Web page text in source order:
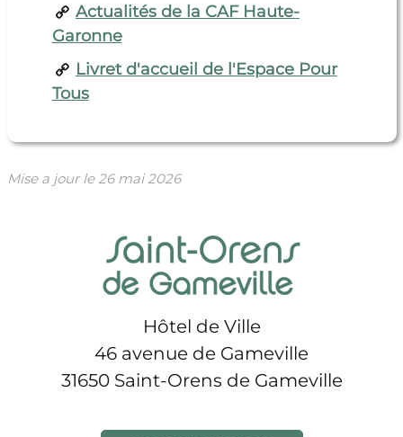
Actualités de la CAF Haute-
Garonne
Livret d'accueil de l'Espace Pour
Tous
Mise a jour le26 mai 2026
Hôtel de Ville
46 avenue de Gameville
31650 Saint-Orens de Gameville